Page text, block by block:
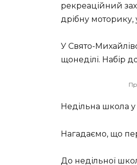
рекреаційний
дрібну моторику,
У Свято-
щонеділі. Набір
Недільна школа
Нагадаємо, що
До недільної